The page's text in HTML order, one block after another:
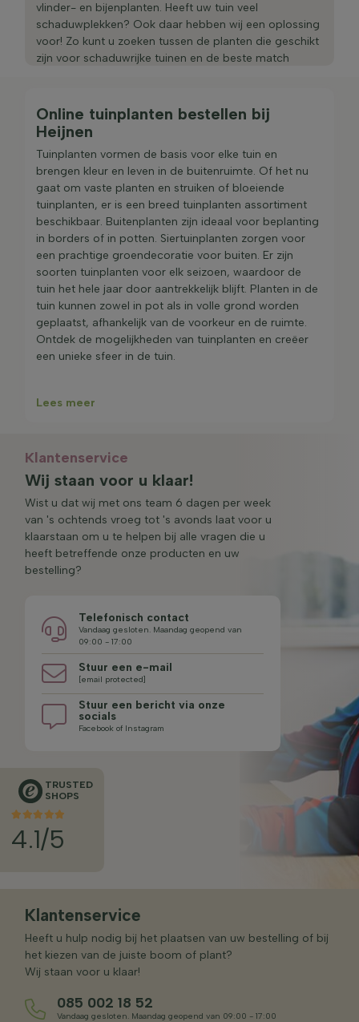
vlinder- en bijenplanten. Heeft uw tuin veel
schaduwplekken? Ook daar hebben wij een oplossing
voor! Zo kunt u zoeken tussen de planten die geschikt
zijn voor schaduwrijke tuinen en de beste match
wij aangroeigarantie te geven op het gehele
assortiment tuinplanten. Deze aangroeigarantie houdt
in dat de plant binnen 1 maand na de leverdag goed
geworteld is en groei laat zien.
Online tuinplanten bestellen bij
Heijnen
Tuinplanten vormen de basis voor elke tuin en
brengen kleur en leven in de buitenruimte. Of het nu
gaat om vaste planten en struiken of bloeiende
tuinplanten, er is een breed tuinplanten assortiment
beschikbaar. Buitenplanten zijn ideaal voor beplanting
in borders of in potten. Siertuinplanten zorgen voor
een prachtige groendecoratie voor buiten. Er zijn
soorten tuinplanten voor elk seizoen, waardoor de
tuin het hele jaar door aantrekkelijk blijft. Planten in de
tuin kunnen zowel in pot als in volle grond worden
geplaatst, afhankelijk van de voorkeur en de ruimte.
Ontdek de mogelijkheden van tuinplanten en creëer
een unieke sfeer in de tuin.
Lees meer
Klantenservice
Wij staan voor u klaar!
Wist u dat wij met ons team 6 dagen per week
van 's ochtends vroeg tot 's avonds laat voor u
klaarstaan om u te helpen bij alle vragen die u
heeft betreffende onze producten en uw
bestelling?
Telefonisch contact
Vandaag gesloten. Maandag geopend van
09:00 - 17:00
Stuur een e-mail
[email protected]
Stuur een bericht via onze
socials
Facebook of Instagram
TRUSTED
SHOPS
4.1/5
Klantenservice
Heeft u hulp nodig bij het plaatsen van uw bestelling of bij
het kiezen van de juiste boom of plant?
Wij staan voor u klaar!
085 002 18 52
Vandaag gesloten. Maandag geopend van 09:00 - 17:00